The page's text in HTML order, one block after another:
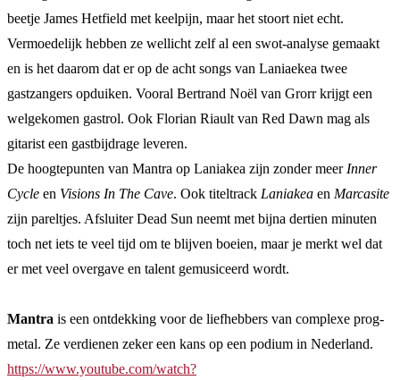
beetje James Hetfield met keelpijn, maar het stoort niet echt.
Vermoedelijk hebben ze wellicht zelf al een swot-analyse gemaakt
en is het daarom dat er op de acht songs van Laniaekea twee
gastzangers opduiken. Vooral Bertrand Noël van Grorr krijgt een
welgekomen gastrol. Ook Florian Riault van Red Dawn mag als
gitarist een gastbijdrage leveren.
De hoogtepunten van Mantra op Laniakea zijn zonder meer Inner
Cycle en Visions In The Cave. Ook titeltrack Laniakea en Marcasite
zijn pareltjes. Afsluiter Dead Sun neemt met bijna dertien minuten
toch net iets te veel tijd om te blijven boeien, maar je merkt wel dat
er met veel overgave en talent gemusiceerd wordt.
Mantra is een ontdekking voor de liefhebbers van complexe prog-
metal. Ze verdienen zeker een kans op een podium in Nederland.
https://www.youtube.com/watch?